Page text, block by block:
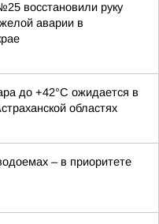
восстановили руку
аварии в
до +42°C ожидается в
областях
– в приоритете